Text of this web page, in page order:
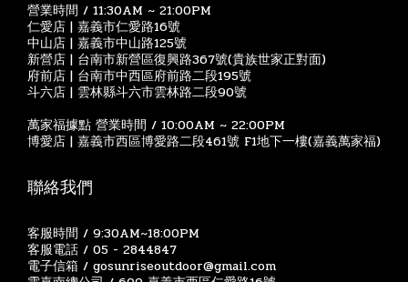
營業時間 / 11:30AM ~ 21:00PM
仁愛店 | 嘉義市仁愛路16號
中山店 | 嘉義市中山路125號
新營店 | 台南市新營區復興路367號(貴族世家正對面)
府前店 | 台南市中西區府前路二段195號
斗六店 | 雲林縣斗六市雲林路二段90號
萬家福據點 營業時間 / 10:00AM ~ 22:00PM
博愛店 | 嘉義市西區博愛路二段461號 F1地下一樓(嘉義萬家福)
聯絡我們
客服時間 / 9:30AM~18:00PM
客服電話 / 05 - 2844847
電子信箱 / gosunriseoutdoor@gmail.com